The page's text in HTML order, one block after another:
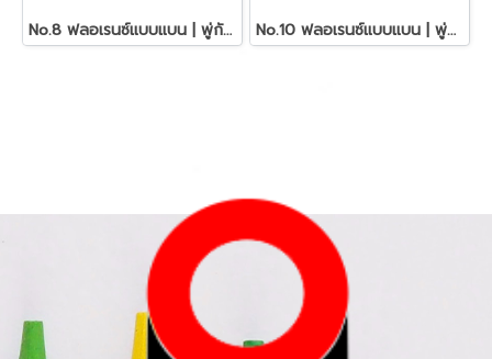
No.8 ฟลอเรนซ์แบบแบน | พู่กันอเนกประสงค์ มาสเตอร์อาร์ต No.10 ฟลอเรนซ์แบบแบน | พู่กันอเนกประสงค์ มาสเตอร์อาร์ต